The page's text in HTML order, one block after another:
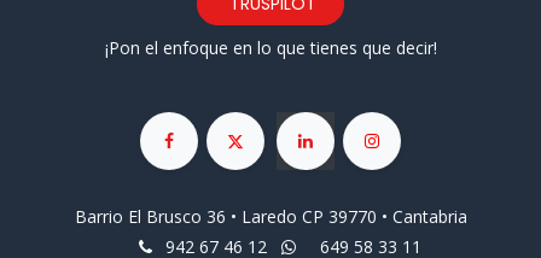
TRUSPILOT
Barrio El Brusco 36 • Laredo CP 39770 • Cantabria